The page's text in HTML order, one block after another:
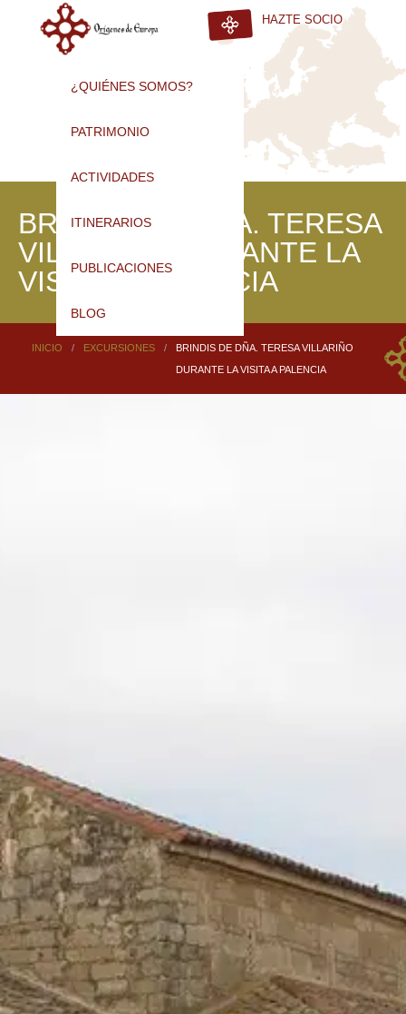
HAZTE SOCIO
¿QUIÉNES SOMOS?
PATRIMONIO
ACTIVIDADES
ITINERARIOS
PUBLICACIONES
BLOG
INICIO / EXCURSIONES /
BRINDIS DE DÑA. TERESA VILLARIÑO
DURANTE LA VISITA A PALENCIA
BRINDIS DE DÑA. TERESA
VILLARIÑO DURANTE LA
VISITA A PALENCIA